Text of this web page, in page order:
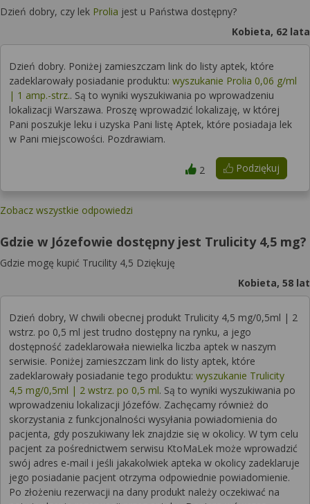
Dzień dobry, czy lek Prolia jest u Państwa dostępny?
Kobieta, 62 lata
Dzień dobry. Poniżej zamieszczam link do listy aptek, które
zadeklarowały posiadanie produktu: wyszukanie Prolia 0,06 g/ml
| 1 amp.-strz.. Są to wyniki wyszukiwania po wprowadzeniu
lokalizacji Warszawa. Proszę wprowadzić lokalizaję, w której
Pani poszukje leku i uzyska Pani listę Aptek, które posiadaja lek
w Pani miejscowości. Pozdrawiam.
Podziękuj
2
Zobacz wszystkie odpowiedzi
Gdzie w Józefowie dostępny jest Trulicity 4,5 mg?
Gdzie mogę kupić Trucility 4,5 Dziękuję
Kobieta, 58 lat
Dzień dobry, W chwili obecnej produkt Trulicity 4,5 mg/0,5ml | 2
wstrz. po 0,5 ml jest trudno dostępny na rynku, a jego
dostępność zadeklarowała niewielka liczba aptek w naszym
serwisie. Poniżej zamieszczam link do listy aptek, które
zadeklarowały posiadanie tego produktu: wyszukanie Trulicity
4,5 mg/0,5ml | 2 wstrz. po 0,5 ml. Są to wyniki wyszukiwania po
wprowadzeniu lokalizacji Józefów. Zachęcamy również do
skorzystania z funkcjonalności wysyłania powiadomienia do
pacjenta, gdy poszukiwany lek znajdzie się w okolicy. W tym celu
pacjent za pośrednictwem serwisu KtoMaLek może wprowadzić
swój adres e-mail i jeśli jakakolwiek apteka w okolicy zadeklaruje
jego posiadanie pacjent otrzyma odpowiednie powiadomienie.
Po złożeniu rezerwacji na dany produkt należy oczekiwać na